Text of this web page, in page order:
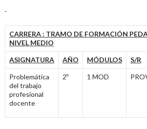
CARRERA : TRAMO DE FORMACIÓN
NIVEL MEDIO
ASIGNATURA AÑO MÓDULOS S/R
Problemática
del trabajo
profesional
docente
2º 1 MOD